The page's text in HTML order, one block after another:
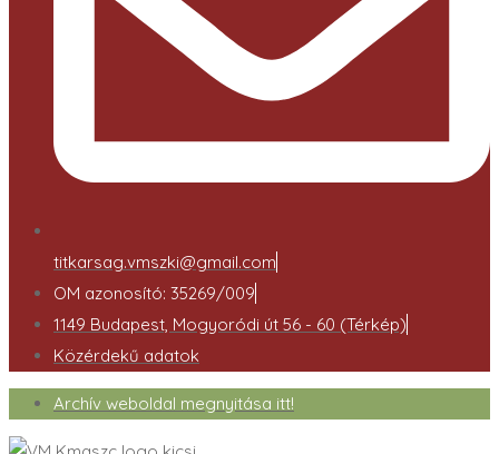
titkarsag.vmszki@gmail.com
OM azonosító: 35269/009
1149 Budapest, Mogyoródi út 56 - 60 (Térkép)
Közérdekű adatok
Archív weboldal megnyitása itt!